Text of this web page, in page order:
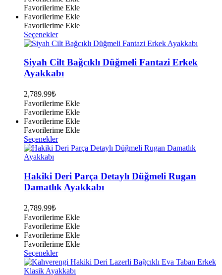
seçilebilir
Favorilerime Ekle
Favorilerime Ekle
Favorilerime Ekle
SeçeneklerBu
ürünün
fazla
varyasyonu
var.
sayfasından
seçilebilir
Siyah Cilt Bağcıklı Düğmeli Fantazi Erkek
Ayakkabı
2,789.99₺
Favorilerime Ekle
Favorilerime Ekle
Favorilerime Ekle
Favorilerime Ekle
SeçeneklerBu
ürünün
varyasyonu
var.
Seçenekler
seçilebilir
Hakiki Deri Parça Detaylı Düğmeli Rugan
Damatlık Ayakkabı
2,789.99₺
Favorilerime Ekle
Favorilerime Ekle
Favorilerime Ekle
Favorilerime Ekle
SeçeneklerBu
ürünün
birden